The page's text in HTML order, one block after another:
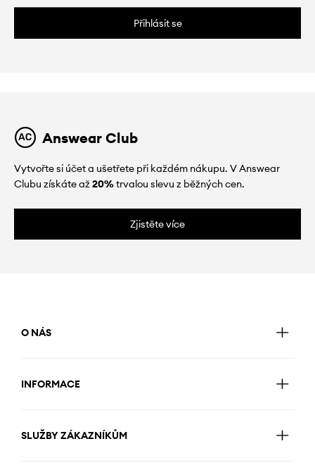
Přihlásit se
Answear Club
Vytvořte si účet a ušetřete při každém nákupu. V Answear
Clubu získáte až20%trvalou slevu z běžných cen.
Zjistěte více
O NÁS
INFORMACE
SLUŽBY ZÁKAZNÍKŮM